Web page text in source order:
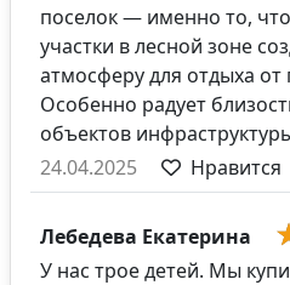
поселок — именно то,
участки в лесной зоне
атмосферу для отдыха от
Особенно радует
объектов
24.04.2025
Нравится
Лебедева Екатерина
У нас трое детей. Мы